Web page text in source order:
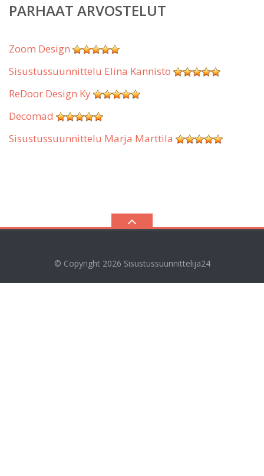
PARHAAT ARVOSTELUT
Zoom Design
Sisustussuunnittelu Elina Kannisto
ReDoor Design Ky
Decomad
Sisustussuunnittelu Marja Marttila
© Copyright 2026 Sisustussuunnittelija24